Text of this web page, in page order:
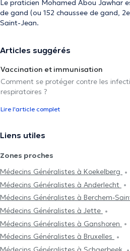
Le praticien Mohamed Abou Jawhar
de gand (ou 152 chaussee de gand,
Saint-Jean.
Articles suggérés
Vaccination et immunisation
Comment se protéger contre les
respiratoires ?
Lire l'article complet
Liens utiles
Zones proches
Médecins Généralistes à Koekelberg
Médecins Généralistes à Anderlecht
Médecins Généralistes à Berchem-
Médecins Généralistes à Jette
Médecins Généralistes à Ganshoren
Médecins Généralistes à Bruxelles